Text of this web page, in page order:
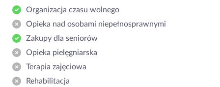
Organizacja czasu wolnego
Opieka nad osobami niepełnosprawnymi
Zakupy dla seniorów
Opieka pielęgniarska
Terapia zajęciowa
Rehabilitacja